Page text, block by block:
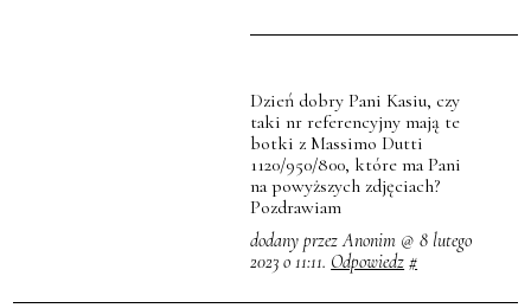
Dzień dobry Pani Kasiu, czy
taki nr referencyjny mają te
botki z Massimo Dutti
1120/950/800, które ma Pani
na powyższych zdjęciach?
Pozdrawiam
dodany przez Anonim @ 8 lutego
2023 o 11:11. Odpowiedz #